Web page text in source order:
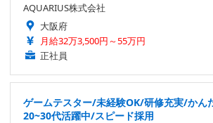
AQUARIUS株式会社
大阪府
月給32万3,500円～55万円
正社員
ゲームテスター/未経験OK/研修充実/かん
20~30代活躍中/スピード採用